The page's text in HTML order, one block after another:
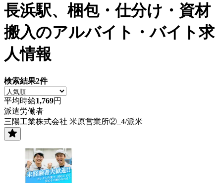
長浜駅、梱包・仕分け・資材
搬入のアルバイト・バイト求
人情報
検索結果2件
平均時給1,769円
派遣労働者
三陽工業株式会社 米原営業所②_4/派米